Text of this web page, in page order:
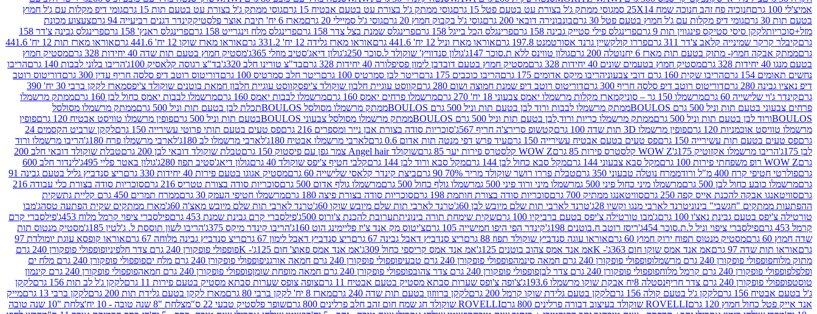
אמיצ'לי 100 גרם
חנוכיה פח זהב חנוכה שמח 25X14 סמ גוסי ממתק ג'ל בצורת עט בטעם פטל 15 גרם גוסי ממתק ג'ל בצורת עט בטעם אבטיח 15 גרם גוסי ממתק ג'ל בצורת עט בטעם תות 15 גרם
גומי דיפ מקלות עם ג'ל חמוץ
בטעם תות 30 גרם
גומי דיפ מקלות עם ג'ל חמוץ בטעם פטל 30 גרם בונבונירה דובאי 200 גרם גוסי ג'ל בקבוק חמוץ 20 גרם גוסי ג'ל סמיילי 20 גרם מארז 6 יח' תיבת אוצר פלסטיק קינדר דגנים רביעייה 94 גרם
צעצוע מכונת
מזל+סוכריותלקקן סיסי סטיקס פינגווין תות 9 גרם פרינגלס פילי סטייק גבינה 158 גרם פרינגלס הכל בייגל 158 גרם פרינגלס שמנת בצל צדר 158 גרם פרינגלס מלח וינגרייט 158 גרם פרינגלס ראנץ' 158 גרם
פרינגלס גבינה צ'דר 158
גרםקיבלר קרקר שמינייה קלאב צ'דר 311 גרם פררו קולקשיין גרנד אסורטמנט 197.8 גרם אוראו מארז וניל 12 יח' 441.6 גרם אוראו מארז גלידה 12 יח' 331.2 גרם אוראו מארז שוקו 12 יח' 441.6 גרם
אוראו מארז תות 12 יח' 441.6
גרםממתק אבקה חמוץ- מתוק בטעם תות מארז 6 יח נוטלה 200 גרם גולון טווינס ללא ת.סוכר 147ג' גולון סנדוויץ' שוקולד ל.סוכר 250ג' גולון דיאג'סטיב מוזלי 365ג' מסטיק חמוץ בטעם תות שדה 40 יחידות 328 גרם
מסטיק חמוץ
בטעם מנגו 40 יחידות 328 גרם
מסטיק חמוץ בטעמים שונים 40 יחידות 328 גרם מסטיק חמוץ בטעם דובדבן לימון פסיפלורה 40 יחידות 328 גרם בד"צ טורינו חלב 320ג' בד"צ רגוסה קלאסיק 100ג' הריבו בלוני לבבות 140 גרם
הריבו
נחשים תאומים 154 גרם
הריבו שקית 160 גרם דובי צבעוני הריבו מיקס אדומים 175 גרם הריבו כוכבים 175 גרם ריטר לבן סמרטיס 100 גרם ריטר חלב סמרטיס 100 גרם דוריטוס רוטב דיפ סלסה חריף עדין 300 גרם
דוריטוס רוטב
דיפ נאציו גבינה 280 גרם
דוריטוס רוטב דיפ סלסה חריף 300 גרם דוריטוס רוטב דיפ שמנת חמוצה ושום 280 גרם קווסט עוגיית חלבון שוקולד צ'יפסקווסט עוגיית חלבון חמאת בוטנים שוקולד צ'יפס
מארז לקקן ברבי 30 יח' 390
גרםקינדר ג'וי שלישייה 60 גרם מרשמלו 150 גר – סוניק מארז מקלות מרשמלו יאמס צבעוני 18 יח' 270 גרם מרשמלו פרחים יאמס 160 גרם מרשמלו לבבות יאמס 160 גרם מרשמלו לבבות יאמס כחול לבן 160 גרם
ממתק מרשמלו
פרחים צבעוני בטעם תות וניל 500 גרם BOULOS
ממתק מרשמלו לבבות ורוד לבן בטעם תות וניל 500 גרם BOULOS ממתק מרשמלו מסולסל BOULOSתכלת לבן בטעם תות וניל 500 גרם
ממתק מרשמלו מסולסל
BOULOSורוד לבן בטעם תות וניל 500 גרם
ממתק מרשמלו כריות ורוד,לבן בטעם תות וניל 500 גרם BOULOS ממתק מרשמלו מסולסל צבעוני BOULOSבטעם תות וניל 500 גרם פופין מרשמלו טוויסט אבטיח 120 גרם
פופין
מרשמלו טוויסט אוכמניות 120 גרם
פופין מרשמלו 3D תות שדה 100 גרם קטשופ סרירצ'ה חריף 567ג' סוכריות סודה בצורת אבן נייר ומספרים 216 גרם פס טעים בטעם תותי פרוטי עשירייה 150 גרם
לקקן שרביט הקסמים 24
גרםפס טעים בטעם תות עשירייה 150 גרם פס טעים בטעם אבטיח עשירייה 150 גרם עיד פרש דפי מנטה תות אדום 0.6 גרם לארבי מרשמלו אבטיח 180ג' לארבי מרשמלו לב 180ג' לארבי מרשמלו פרח 180ג'
הריבו מרשמלו ורוד
לבן 175ג'
הריבו מרשמלו אקזוטיק 175ג' WOW Z קלסטרס פירות 85 גרם WOW Z קלסטרס פירות יער 85 גרם שוקולד Angel hair צמר גפן עם פיסטוק 150 גרם טבלת שוקולד דובאי לבן 200 גרם
טבלת שוקולד דובאי חלב 200
גרםWOW Z רופ משפחתי פירות 100 גרם מקל סבא צבעוני 144 גרם מקל סבא כחול לבן 144 גרם מקל סבא ורוד לבן 144 גרם קלבי חטיף צ'יפס שוקולד 40 גרם גולון דיאג'סטיב תפוז 280ג' גולון באטר פליי 495ג'
לינדור חלב 600
גרםפולרטי חטיפי קרח 400 מ"ל ורוד ממרח נוטלה טבעוני 350 גרם טבלת פררו רושר שוקולד מריר 70% 90 גרם ביצת קינדר קלאסי שלישייה 60 גרם מסטיק אגוגו בטעם פירות 40 יחידות 330 גרם
ריצ סנדביץ גליל בטעם גבינה 91
גרםמרשמלו כובע כחול לבן 500 גרם מרשמלו מיני כחול פיני 500 ג מרשמלו מיני ורוד פיני 500 ג מרשמלו גולף כחול 500 גרם מרשמלו גולף אדום 500 גרם סוכריות סודה בצורת טטריס 216 גרם
סוכריות סודה בצורת כלי עבודה 216
גרםסוויטאנגו אבקה להכנת אייס קפה 250 גרם סוויטאנגו ממתיק 700 גרם סוכריות סודה בצורת חותמת 198 גרם סוכריות סודה בצורת פיצה 180 גרם מרשמלו חטיפי העמק 30 גרם ממרח תמרים 450 גרם קליית גת
שקית
ההפתעות ממתקים "חגשבי" בינוניטרנד לארבי מנגו וקשיו 28ג' טרנד לארבי תות שלם מיובש לבן 60ג' טרנד לארבי תות שלם מיובש שוקו 60ג' טרנד לארבי תות שלם מיובש מאצ'ה 60ג' מארז ממתקים שקית הפתעה טסהג'מבו
טורטילה צ'יפס בטעם גבינת נאצ'ו 100 גרם
ג'מבו טורטילה צ'יפס בטעם ברביקיו 100 גרם שקית שימחת תורה בינוניתתערובת להכנת צ'ורוס 500ג' פילסברי קרם גבינת שמנת 453 גרם פילסברי ציפוי קרמל מלוח 453ג'
פילסברי קרם
קרמל 453 גרם
פילסברי ציפוי וניל ל.ת.סוכר 454ג' ריסז רוטב ח.בוטנים 198ג' קינדר הפי היפו חמישייה 105 גרם צ'יטוס מק אנד צ'יז פליימינג הוט 160ג' הריבו קינדר מיקס 375ג' הריבו לשון תוססת ל. ג'לטין 185ג'
מסטיק מנטוס תות
שדה חמוץ 60 גרם
מסטיק מנטוס תפוח ירוק חמוץ 60 גרם אוראו עוגה סנדביץ שוקולד תפוז 88 גרם ריצ סנדביץ דאבל גבינה 67 גרם ריצ סנדביץ דאבל לימון 67 גרם ריצ סנדביץ גבינה מלוחה 67 גרם
אוראו קופסא עוגת יומולדת 97
גרםאוראו תות שדה 97 גרם אמ אנד אמס שוקו חום 363ג'- K אמ אנד אמס צהוב בוטנים 125ג' אמ אנד אמס קריספי כחול 309ג' אמ אנד אמס פאוצ' חום 125ג'- K פופפולי פופקורן 240 גרם צדר חלפיניו
פופפולי פופקורן 240 גרם
מתוק מלוחפופפולי פופקורן 240 גרם מרשמלו פופפולי פופקורן 240 גרם חמאה סינמה פופפולי פופקורן 240 גרם טבעי פופפולי פופקורן 240 גרם חמאה אורגני פופפולי פופקורן 240 גרם מלח ים
פופפולי פופקורן 240 גרם מלח ים
ופלפלפופפולי פופקורן 240 גרם קרמל מלוח פופפולי פופקורן 240 גרם צדר לבן פופפולי פופקורן 240 גרם צדר צהוב פופפולי פופקורן 240 גרם חמאה מופחת שומן פופפולי פופקורן 240 גרם חמאה
פופפולי פופקורן 240 גרם קינמון
טוסטפופפולי פופקורן 240 גרם צדר חריף נסטלה 8יח אבקת שוקו מרשמלו 193.6ג' צ'ופה צ'ופס שערות סבתא מסטיק בטעם אבטיח 11 גרם צופה צופס שערות סבתא מסטיק בטעם פירות 11 גרם לקקן ג'ל לב תות 156 גרם
לקקן
ג'ל בטעם אבטיח 156 גרם
לקקן ג'ל בטעם קולה 156 גרם לקקן בטעם גלידת שוקו קרמל 200 גרם לקקן ברווזון בטעם תות שדה 240 גרם מארז 8 יח' לקקן ברבי 80 גרם מארז לקקן בטעם גלידת תות 200 גרם לקקן ברבי 13 גרם
מייק
אנד אייק פטל כחול חמוץ 120 גרם
ROVELLI שוקולד בעיצוב דבורה פרלינים 800 גרם ROVELLI שוקולד חג שמח חום זהב חלב פרלינים 800 גרם שופר פלסטיק טבעי 22 ס"מ צלחת "8 שנה טובה - 10 יח'
צלחת "10 שנה טובה